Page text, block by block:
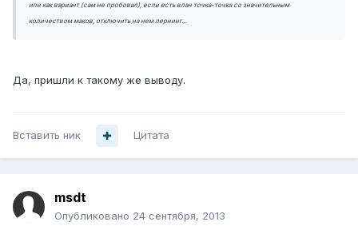
или как вариант (сам не пробовал), если есть влан точка-точка со значительным
количеством маков, отключить на нем лернинг...
Да, пришли к такому же выводу.
Вставить ник Цитата
msdt
Опубликовано 24 сентября, 2013